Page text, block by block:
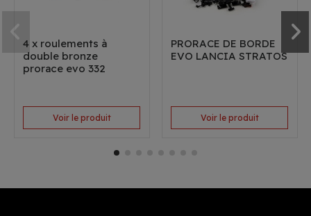
4 x roulements à
double bronze
prorace evo 332
Voir le produit
PRORACE DE BORDE
EVO LANCIA STRATOS
Voir le produit